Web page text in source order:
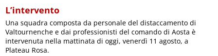
L’intervento
Una squadra composta da personale del distaccamento di
Valtournenche e dai professionisti del comando di Aosta è
intervenuta nella mattinata di oggi, venerdì 11 agosto, a
Plateau Rosa.